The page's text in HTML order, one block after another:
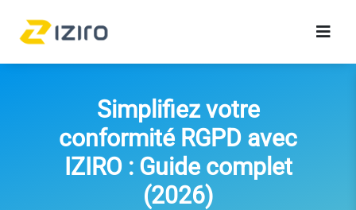
Simplifiez votre
conformité RGPD avec
IZIRO : Guide complet
(2026)